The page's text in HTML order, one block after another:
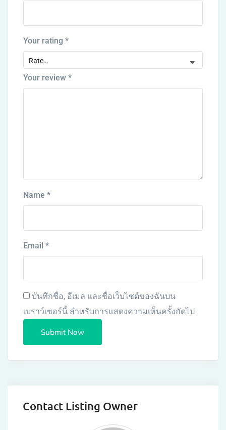
Your rating *
Your review *
Name *
Email *
บันทึกชื่อ, อีเมล และชื่อเว็บไซต์ของฉันบน
เบราว์เซอร์นี้ สำหรับการแสดงความเห็นครั้งถัดไป
Contact Listing Owner